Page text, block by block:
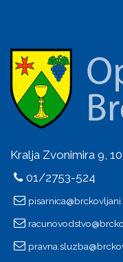
Kralja Zvonimira 9,
01/2753-524